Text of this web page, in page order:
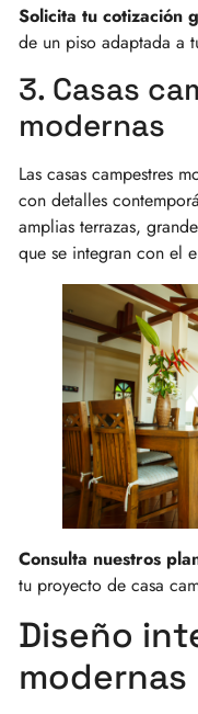
Solicita tu cotización
de un piso adaptada a
3. Casas
modernas
Las casas campestres
con detalles
amplias terrazas,
que se integran con el
Consulta nuestros
tu proyecto de casa
Diseño
modernas